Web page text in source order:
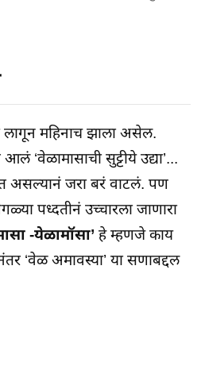
लागून महिनाच झाला असेल.
‘वेळामासाची सुट्टीये उद्या’...
असल्यानं जरा बरं वाटलं. पण
पध्दतीनं उच्चारला जाणारा
-येळामॉसा’ हे म्हणजे काय
‘वेळ अमावस्या’ या सणाबद्दल